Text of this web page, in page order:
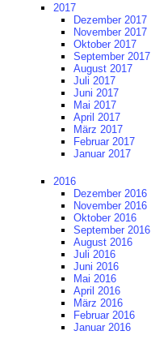
2017
Dezember 2017
November 2017
Oktober 2017
September 2017
August 2017
Juli 2017
Juni 2017
Mai 2017
April 2017
März 2017
Februar 2017
Januar 2017
2016
Dezember 2016
November 2016
Oktober 2016
September 2016
August 2016
Juli 2016
Juni 2016
Mai 2016
April 2016
März 2016
Februar 2016
Januar 2016